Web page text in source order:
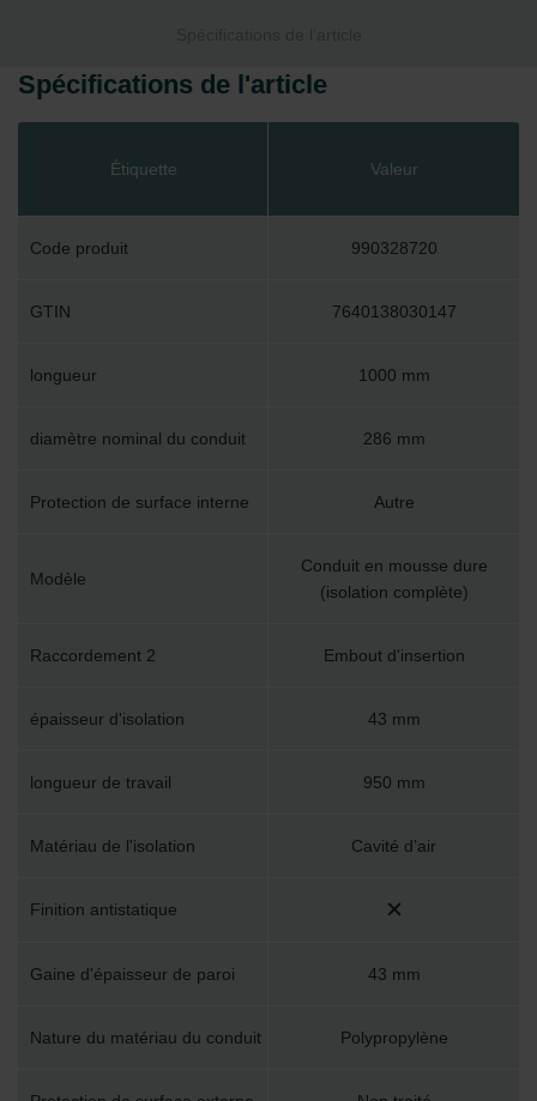
Spécifications de l'article
Spécifications de l'article
Étiquette Valeur
Code produit 990328720
GTIN 7640138030147
longueur 1000 mm
diamètre nominal du conduit 286 mm
Protection de surface interne Autre
Modèle
Conduit en mousse dure
(isolation complète)
Raccordement 2 Embout d'insertion
épaisseur d'isolation 43 mm
longueur de travail 950 mm
Matériau de l'isolation Cavité d’air
Finition antistatique
Gaine d'épaisseur de paroi 43 mm
Nature du matériau du conduit Polypropylène